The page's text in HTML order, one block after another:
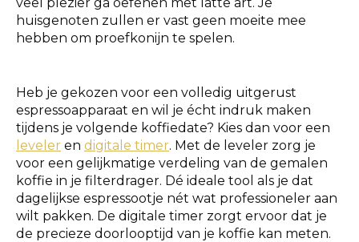
huisgenoten zullen er vast geen moeite mee
hebben om proefkonijn te spelen.
Heb je gekozen voor een volledig uitgerust
espressoapparaat en wil je écht indruk maken
tijdens je volgende koffiedate? Kies dan voor een
leveler en digitale timer. Met de leveler zorg je
voor een gelijkmatige verdeling van de gemalen
koffie in je filterdrager. Dé ideale tool als je dat
dagelijkse espressootje nét wat professioneler aan
wilt pakken. De digitale timer zorgt ervoor dat je
de precieze doorlooptijd van je koffie kan meten.